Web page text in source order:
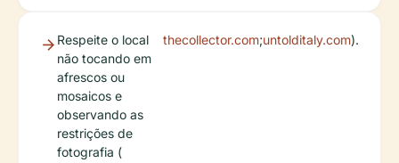
Respeite o local
não tocando em
afrescos ou
mosaicos e
observando as
restrições de
fotografia (
thecollector.com;untolditaly.com).